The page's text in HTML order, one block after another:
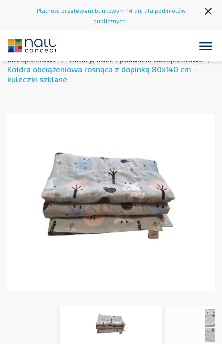
Płatność przelewem bankowym 14 dni dla podmiotów
publicznych !
close

Strona główna
Produkty
obciążeniowe
Kołdry, koce i poduszki obciążeniowe
Kołdra obciążeniowa rosnąca z dopinką 80x140 cm -
kuleczki szklane